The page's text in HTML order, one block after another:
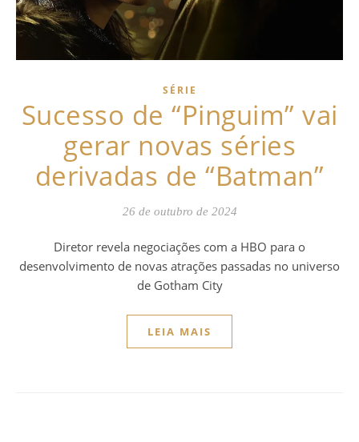
SÉRIE
Sucesso de “Pinguim” vai
gerar novas séries
derivadas de “Batman”
26 de outubro de 2024
Diretor revela negociações com a HBO para o
desenvolvimento de novas atrações passadas no universo
de Gotham City
LEIA MAIS